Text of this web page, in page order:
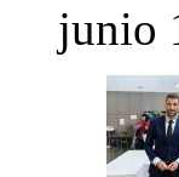
junio